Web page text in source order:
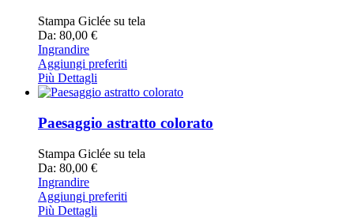
Stampa Giclée su tela
Da: 80,00 €
Ingrandire
Aggiungi preferiti
Più Dettagli
Paesaggio astratto colorato
Stampa Giclée su tela
Da: 80,00 €
Ingrandire
Aggiungi preferiti
Più Dettagli